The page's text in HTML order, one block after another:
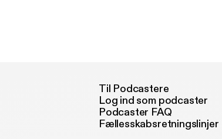
Til Podcastere
Log ind som podcaster
Podcaster FAQ
Fællesskabsretningslinjer